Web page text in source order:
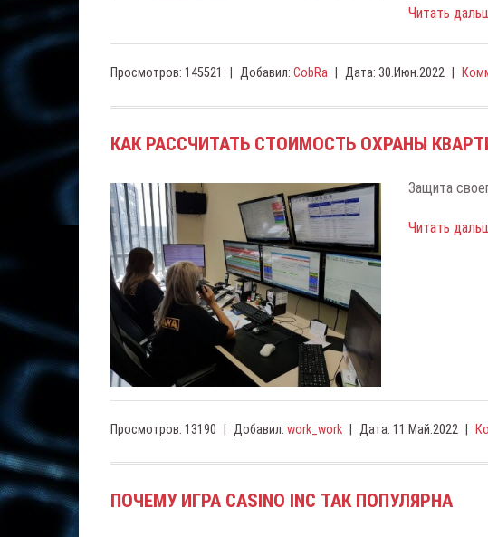
Читать
Просмотров: 145521 Добавил: CobRa Дата: 30.Июн.2022
КАК РАССЧИТАТЬ СТОИМОСТЬ ОХРАНЫ
Защита
Читать
Просмотров: 13190 Добавил: work_work Дата: 11.Май.2022
ПОЧЕМУ ИГРА CASINO INC ТАК ПОПУЛЯРНА